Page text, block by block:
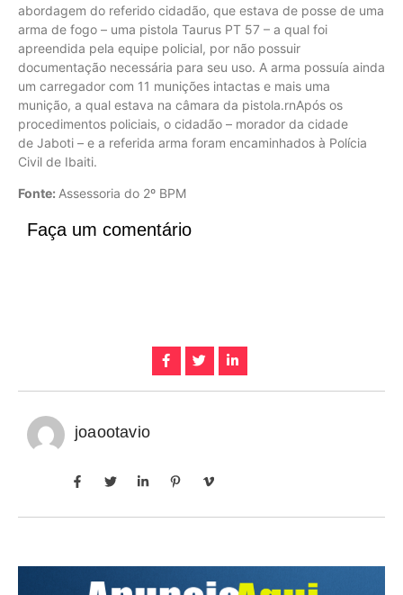
abordagem do referido cidadão, que estava de posse de uma
arma de fogo – uma pistola Taurus PT 57 – a qual foi
apreendida pela equipe policial, por não possuir
documentação necessária para seu uso. A arma possuía ainda
um carregador com 11 munições intactas e mais uma
munição, a qual estava na câmara da pistola.rnApós os
procedimentos policiais, o cidadão – morador da cidade
de Jaboti – e a referida arma foram encaminhados à Polícia
Civil de Ibaiti.
Fonte: Assessoria do 2º BPM
Faça um comentário
joaootavio